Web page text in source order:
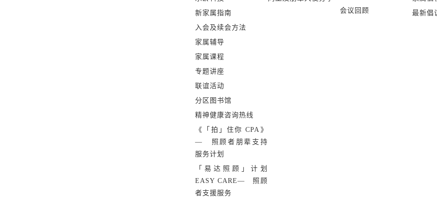
新家属指南
入会及续会方法
家属辅导
家属课程
专题讲座
联谊活动
分区图书馆
精神健康咨询热线
《「拍」住你 CPA》
— 照顾者朋辈支持
服务计划
「易达照顾」计划
EASY CARE— 照顾
者支援服务
会议回顾
最新倡